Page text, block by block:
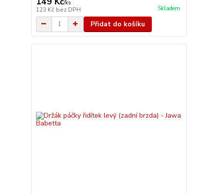
/ks
123 Kč bez DPH Skladem
Přidat do košíku